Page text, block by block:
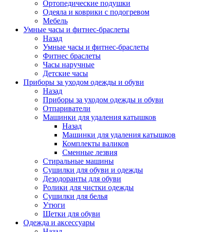
Ортопедические подушки
Одеяла и коврики с подогревом
Мебель
Умные часы и фитнес-браслеты
Назад
Умные часы и фитнес-браслеты
Фитнес браслеты
Часы наручные
Детские часы
Приборы за уходом одежды и обуви
Назад
Приборы за уходом одежды и обуви
Отпариватели
Машинки для удаления катышков
Назад
Машинки для удаления катышков
Комплекты валиков
Сменные лезвия
Стиральные машины
Сушилки для обуви и одежды
Дезодоранты для обуви
Ролики для чистки одежды
Сушилки для белья
Утюги
Щетки для обуви
Одежда и аксессуары